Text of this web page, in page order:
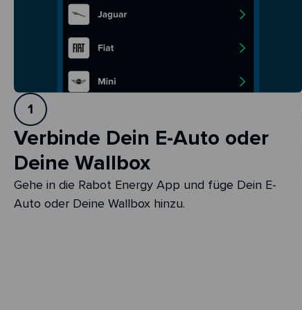
1
Verbinde Dein E-Auto oder
Deine Wallbox
Gehe in die Rabot Energy App und füge Dein E-
Auto oder Deine Wallbox hinzu.